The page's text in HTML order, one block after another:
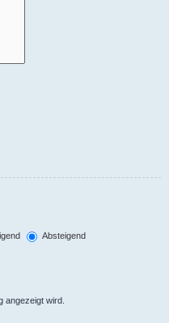
Absteigend
angezeigt wird.